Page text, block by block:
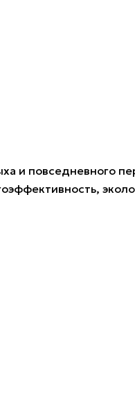
и повседневного